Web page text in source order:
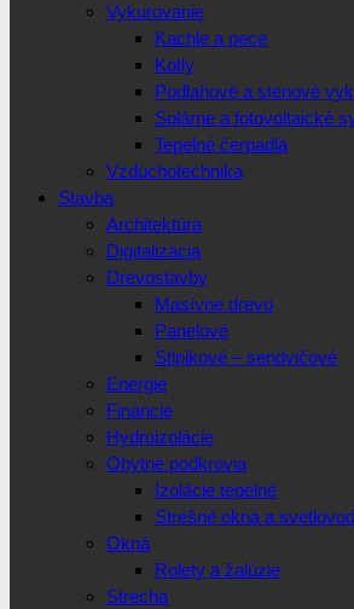
Vykurovanie
Kachle a pece
Kotly
Podlahové a stenové
Solárne a fotovoltaické
Tepelné čerpadlá
Vzduchotechnika
Stavba
Architektúra
Digitalizácia
Drevostavby
Masívne drevo
Panelové
Stlpikové – sendvičové
Energie
Financie
Hydroizolácie
Obytné podkrovia
Izolácie tepelné
Strešné okná a
Okná
Rolety a žalúzie
Strecha